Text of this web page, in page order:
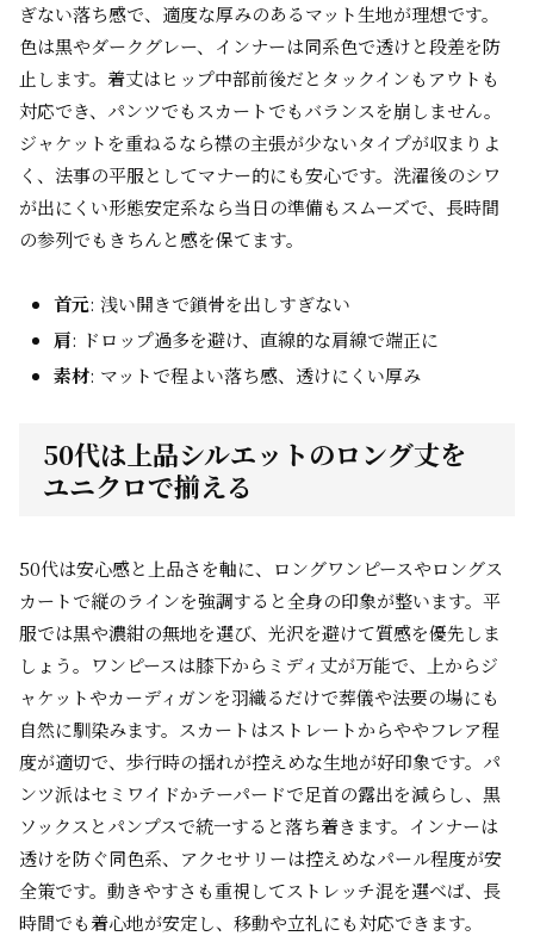
ぎない落ち感で、適度な厚みのあるマット生地が理想です。
色は黒やダークグレー、インナーは同系色で透けと段差を防
止します。着丈はヒップ中部前後だとタックインもアウトも
対応でき、パンツでもスカートでもバランスを崩しません。
ジャケットを重ねるなら襟の主張が少ないタイプが収まりよ
く、法事の平服としてマナー的にも安心です。洗濯後のシワ
が出にくい形態安定系なら当日の準備もスムーズで、長時間
の参列でもきちんと感を保てます。
首元: 浅い開きで鎖骨を出しすぎない
肩: ドロップ過多を避け、直線的な肩線で端正に
素材: マットで程よい落ち感、透けにくい厚み
50代は上品シルエットのロング丈を
ユニクロで揃える
50代は安心感と上品さを軸に、ロングワンピースやロングス
カートで縦のラインを強調すると全身の印象が整います。平
服では黒や濃紺の無地を選び、光沢を避けて質感を優先しま
しょう。ワンピースは膝下からミディ丈が万能で、上からジ
ャケットやカーディガンを羽織るだけで葬儀や法要の場にも
自然に馴染みます。スカートはストレートからややフレア程
度が適切で、歩行時の揺れが控えめな生地が好印象です。パ
ンツ派はセミワイドかテーパードで足首の露出を減らし、黒
ソックスとパンプスで統一すると落ち着きます。インナーは
透けを防ぐ同色系、アクセサリーは控えめなパール程度が安
全策です。動きやすさも重視してストレッチ混を選べば、長
時間でも着心地が安定し、移動や立礼にも対応できます。